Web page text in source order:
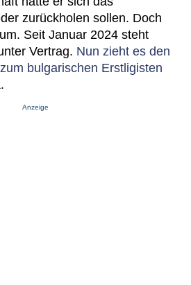
zurückholen sollen. Doch
Seit Januar 2024 steht
Vertrag. Nun zieht es den
bulgarischen Erstligisten
.
Anzeige